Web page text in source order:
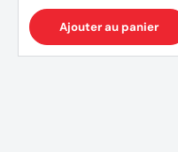
Ajouter au panier